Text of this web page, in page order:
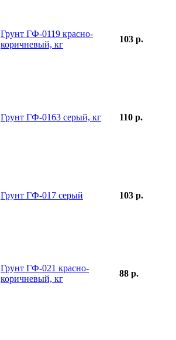
Грунт ГФ-0119 красно-
коричневый, кг
103 р.
Грунт ГФ-0163 серый, кг 110 р.
Грунт ГФ-017 серый 103 р.
Грунт ГФ-021 красно-
коричневый, кг
88 р.